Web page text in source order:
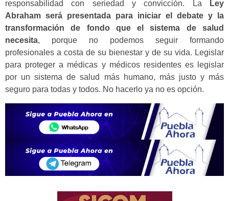
responsabilidad con seriedad y convicción. La
Ley
Abraham será presentada para iniciar el debate y la
transformación de fondo que el sistema de salud
necesita, porque no podemos seguir formando
profesionales a costa de su bienestar y de su vida. Legislar
para proteger a médicas y médicos residentes es legislar
por un sistema de salud más humano, más justo y más
seguro para todas y todos. No hacerlo ya no es opción.